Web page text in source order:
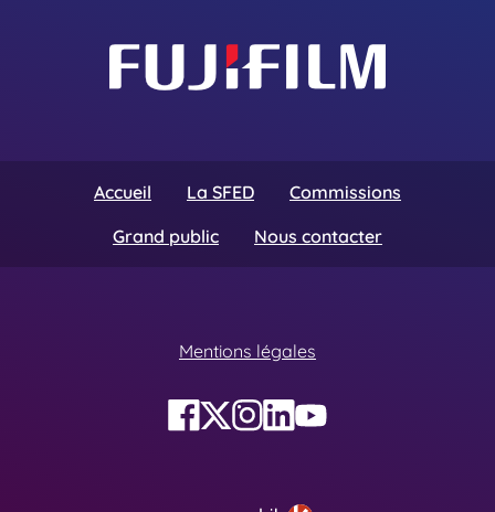
Accueil La SFED
Commissions
Grand public
Nous contacter
Mentions légales